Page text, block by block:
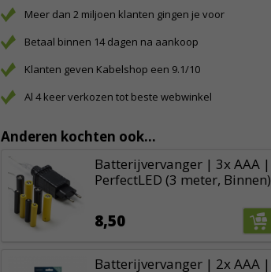
Meer dan 2 miljoen klanten gingen je voor
Betaal binnen 14 dagen na aankoop
Klanten geven Kabelshop een 9.1/10
Al 4 keer verkozen tot beste webwinkel
Anderen kochten ook...
Batterijvervanger | 3x AAA |
PerfectLED (3 meter, Binnen)
8,50
Batterijvervanger | 2x AAA |